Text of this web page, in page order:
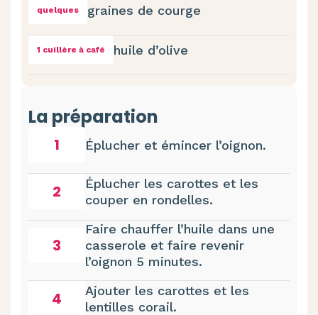
quelques graines de courge
1 cuillère à café huile d’olive
La préparation
1 Éplucher et émincer l’oignon.
2
Éplucher les carottes et les
couper en rondelles.
3
Faire chauffer l’huile dans une
casserole et faire revenir
l’oignon 5 minutes.
4
Ajouter les carottes et les
lentilles corail.